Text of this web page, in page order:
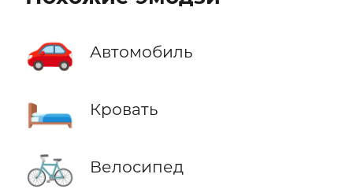
🚗 Автомобиль
🛏️ Кровать
🚲 Велосипед